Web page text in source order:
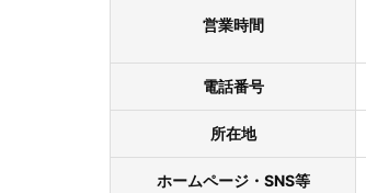
営業時間
電話番号
所在地
ホームページ・SNS等